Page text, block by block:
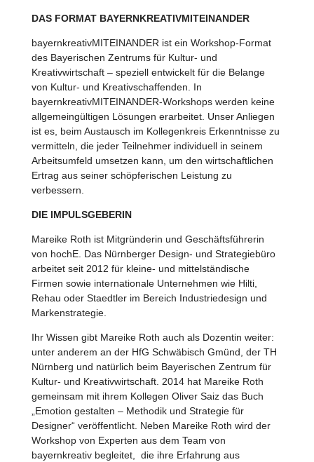
DAS FORMAT BAYERNKREATIVMITEINANDER
bayernkreativMITEINANDER ist ein Workshop-Format
des Bayerischen Zentrums für Kultur- und
Kreativwirtschaft – speziell entwickelt für die Belange
von Kultur- und Kreativschaffenden. In
bayernkreativMITEINANDER-Workshops werden keine
allgemeingültigen Lösungen erarbeitet. Unser Anliegen
ist es, beim Austausch im Kollegenkreis Erkenntnisse zu
vermitteln, die jeder Teilnehmer individuell in seinem
Arbeitsumfeld umsetzen kann, um den wirtschaftlichen
Ertrag aus seiner schöpferischen Leistung zu
verbessern.
DIE IMPULSGEBERIN
Mareike Roth ist Mitgründerin und Geschäftsführerin
von hochE. Das Nürnberger Design- und Strategiebüro
arbeitet seit 2012 für kleine- und mittelständische
Firmen sowie internationale Unternehmen wie Hilti,
Rehau oder Staedtler im Bereich Industriedesign und
Markenstrategie.
Ihr Wissen gibt Mareike Roth auch als Dozentin weiter:
unter anderem an der HfG Schwäbisch Gmünd, der TH
Nürnberg und natürlich beim Bayerischen Zentrum für
Kultur- und Kreativwirtschaft. 2014 hat Mareike Roth
gemeinsam mit ihrem Kollegen Oliver Saiz das Buch
„Emotion gestalten – Methodik und Strategie für
Designer“ veröffentlicht. Neben Mareike Roth wird der
Workshop von Experten aus dem Team von
bayernkreativ begleitet, die ihre Erfahrung aus